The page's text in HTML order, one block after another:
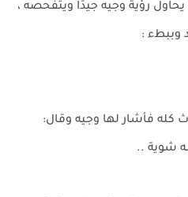
رؤية وجيه جيدًا ويتفحصه ،
وببطء :
كله فأشار لها وجيه وقال:
شوية ..